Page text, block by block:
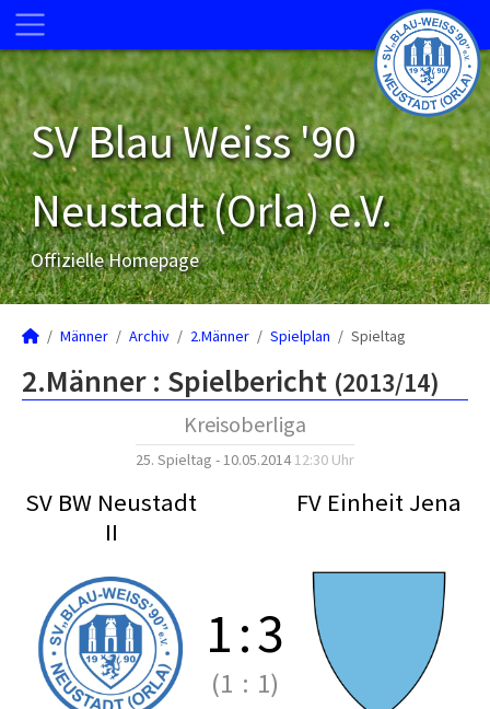
SV Blau Weiss '90
Neustadt (Orla) e.V.
Offizielle Homepage
Männer Archiv 2.Männer Spielplan Spieltag
2.Männer : Spielbericht (2013/14)
Kreisoberliga
25. Spieltag - 10.05.201412:30 Uhr
SV BW Neustadt
II
FV Einheit Jena
1:3
(1 : 1)